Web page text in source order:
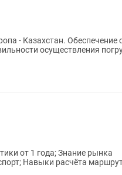
- Казахстан. Обеспечение
осуществления